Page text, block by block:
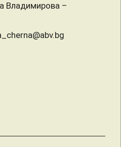
Владимирова –